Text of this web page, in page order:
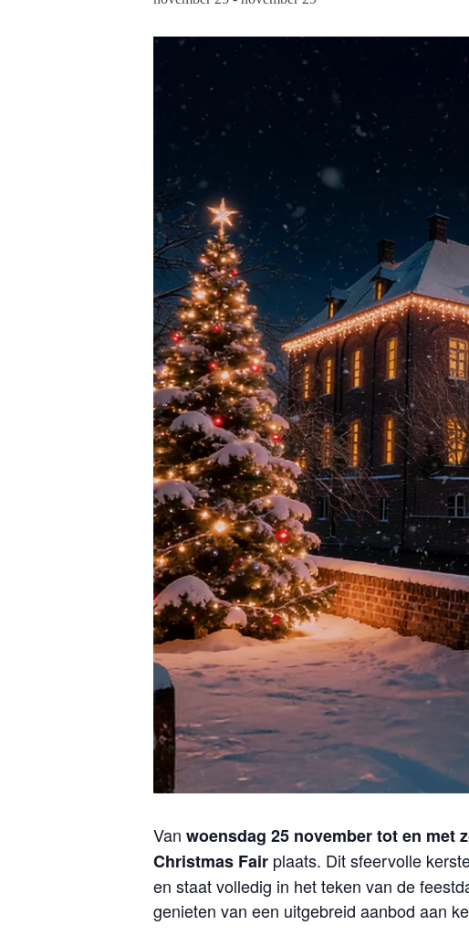
Van woensdag 25 november tot en met
Christmas Fair plaats. Dit sfeervolle
en staat volledig in het teken van de
genieten van een uitgebreid aanbod aan